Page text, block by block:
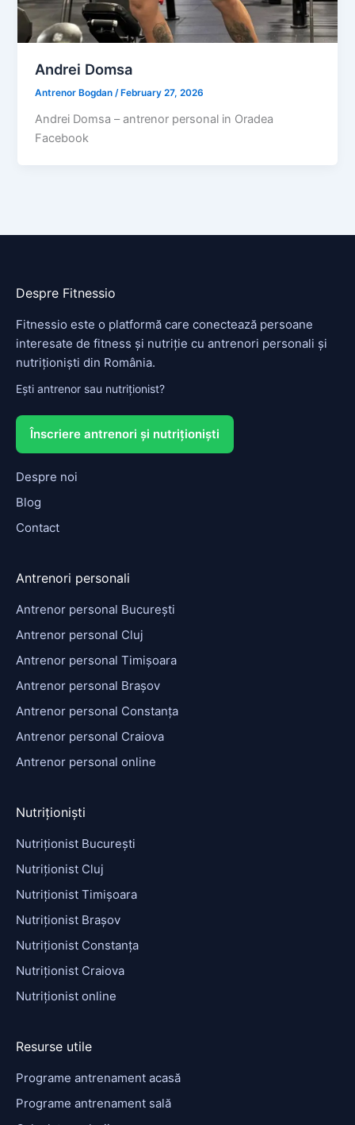
Andrei Domsa
Antrenor Bogdan/ February 27, 2026
Andrei Domsa – antrenor personal in Oradea
Facebook
Despre Fitnessio
Fitnessio este o platformă care conectează persoane
interesate de fitness și nutriție cu antrenori personali și
nutriționiști din România.
Ești antrenor sau nutriționist?
Înscriere antrenori și nutriționiști
Despre noi
Blog
Contact
Antrenori personali
Antrenor personal București
Antrenor personal Cluj
Antrenor personal Timișoara
Antrenor personal Brașov
Antrenor personal Constanța
Antrenor personal Craiova
Antrenor personal online
Nutriționiști
Nutriționist București
Nutriționist Cluj
Nutriționist Timișoara
Nutriționist Brașov
Nutriționist Constanța
Nutriționist Craiova
Nutriționist online
Resurse utile
Programe antrenament acasă
Programe antrenament sală